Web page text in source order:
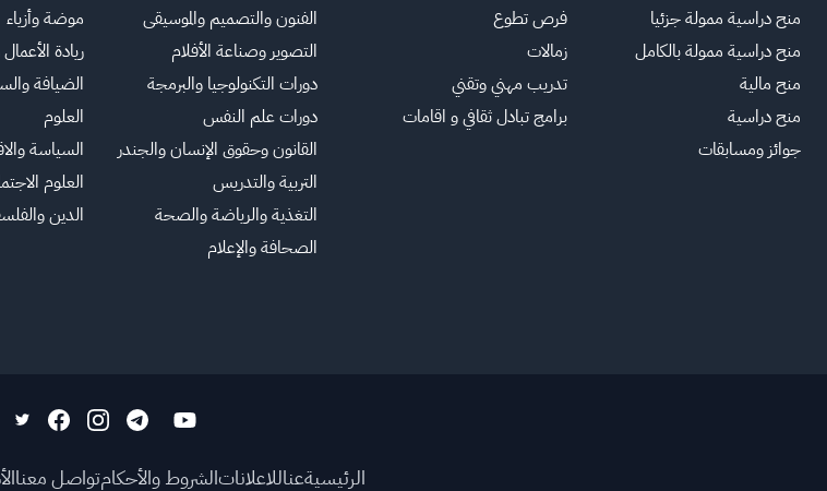
منح دراسية ممولة جزئيا
منح دراسية ممولة بالكامل
منح مالية
منح دراسية
جوائز ومسابقات
فرص تطوع
زمالات
تدريب مهني وتقني
برامج تبادل ثقافي و اقامات
الفنون والتصميم والموسيقى
التصوير وصناعة الأفلام
دورات التكنولوجيا والبرمجة
دورات علم النفس
القانون وحقوق الإنسان والجندر
التربية والتدريس
التغذية والرياضة والصحة
الصحافة والإعلام
موضة وأزياء
ريادة الأعمال
الضيافة
العلوم
السياسة
العلوم
الدين
الرئيسيةعناللاعلاناتالشروط والأحكامتواصل معنا